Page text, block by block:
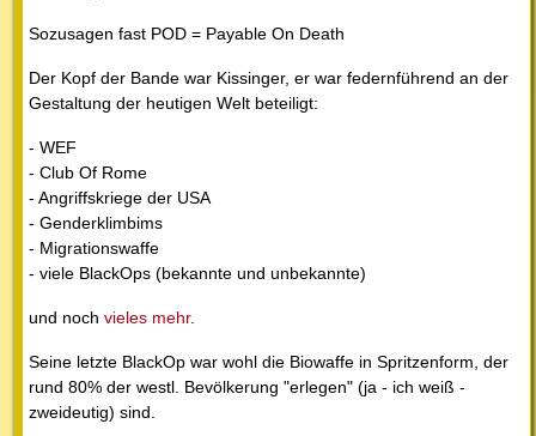
Sozusagen fast POD = Payable On Death
Der Kopf der Bande war Kissinger, er war federnführend an der
Gestaltung der heutigen Welt beteiligt:
- WEF
- Club Of Rome
- Angriffskriege der USA
- Genderklimbims
- Migrationswaffe
- viele BlackOps (bekannte und unbekannte)
und noch vieles mehr.
Seine letzte BlackOp war wohl die Biowaffe in Spritzenform, der
rund 80% der westl. Bevölkerung "erlegen" (ja - ich weiß -
zweideutig) sind.